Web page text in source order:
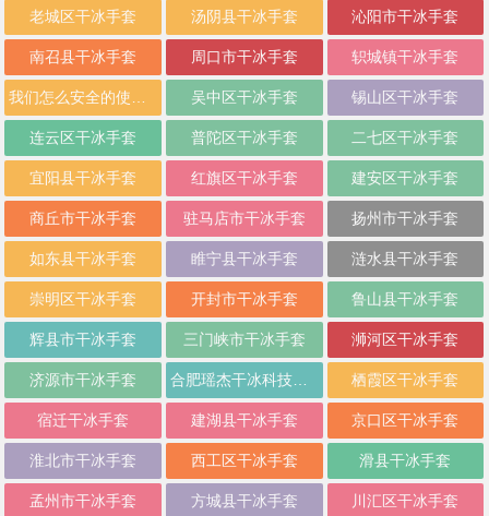
老城区干冰手套 汤阴县干冰手套 沁阳市干冰手套
南召县干冰手套 周口市干冰手套 轵城镇干冰手套
我们怎么安全的使用干冰 吴中区干冰手套 锡山区干冰手套
连云区干冰手套 普陀区干冰手套 二七区干冰手套
宜阳县干冰手套 红旗区干冰手套 建安区干冰手套
商丘市干冰手套 驻马店市干冰手套 扬州市干冰手套
如东县干冰手套 睢宁县干冰手套 涟水县干冰手套
崇明区干冰手套 开封市干冰手套 鲁山县干冰手套
辉县市干冰手套 三门峡市干冰手套 浉河区干冰手套
济源市干冰手套 合肥瑶杰干冰科技有限责任公司 栖霞区干冰手套
宿迁干冰手套 建湖县干冰手套 京口区干冰手套
淮北市干冰手套 西工区干冰手套 滑县干冰手套
孟州市干冰手套 方城县干冰手套 川汇区干冰手套